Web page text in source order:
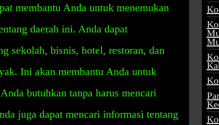
membantu Anda untuk menemukan
daerah ini. Anda dapat
sekolah, bisnis, hotel, restoran, dan
Ini akan membantu Anda untuk
butuhkan tanpa harus mencari
juga dapat mencari informasi tentang